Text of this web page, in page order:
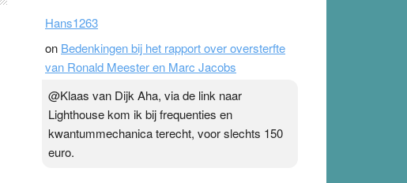
Hans1263
on Bedenkingen bij het rapport over oversterfte
van Ronald Meester en Marc Jacobs
@Klaas van Dijk Aha, via de link naar
Lighthouse kom ik bij frequenties en
kwantummechanica terecht, voor slechts 150
euro.